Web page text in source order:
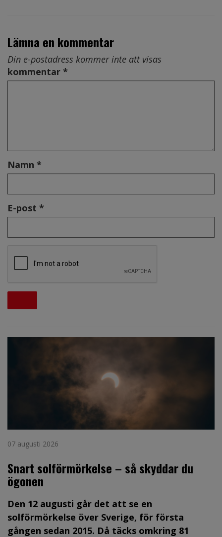
Lämna en kommentar
Din e-postadress kommer inte att visas
kommentar *
Namn *
E-post *
07 augusti 2026
Snart solförmörkelse – så skyddar du
ögonen
Den 12 augusti går det att se en
solförmörkelse över Sverige, för första
gången sedan 2015. Då täcks omkring 81